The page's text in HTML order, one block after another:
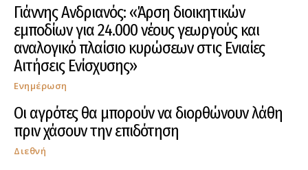
Γιάννης Ανδριανός: «Άρση διοικητικών
εμποδίων για 24.000 νέους γεωργούς και
αναλογικό πλαίσιο κυρώσεων στις Ενιαίες
Αιτήσεις Ενίσχυσης»
Ενημέρωση
Οι αγρότες θα μπορούν να διορθώνουν λάθη
πριν χάσουν την επιδότηση
Διεθνή